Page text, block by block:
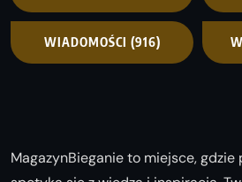
WIADOMOŚCI (916)
MagazynBieganie to miejsce, gdzie